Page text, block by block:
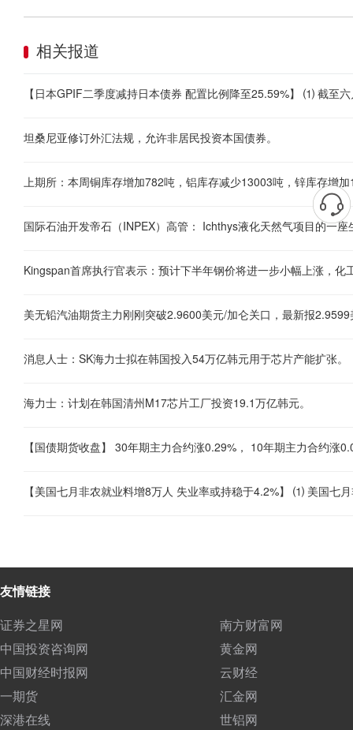
相关报道
坦桑尼亚修订外汇法规，允许非居民投资本国债券。
国际石油开发帝石（INPEX）高管： Ichthys液化天然气项目的一
Kingspan首席执行官表示：预计下半年钢价将进一步小幅上涨，化
美无铅汽油期货主力刚刚突破2.9600美元/加仑关口，最新报
消息人士：SK海力士拟在韩国投入54万亿韩元用于芯片产能扩张。
海力士：计划在韩国清州M17芯片工厂投资19.1万亿韩元。
【国债期货收盘】 30年期主力合约涨0.29%， 10年期主力合约
友情链接
证券之星网
南方财富网
中国投资咨询网
黄金网
中国财经时报网
云财经
一期货
汇金网
深港在线
世铝网